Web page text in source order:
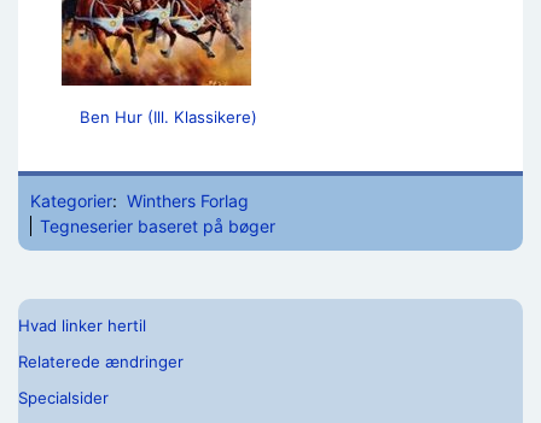
Ben Hur (Ill. Klassikere)
Kategorier: Winthers Forlag
Tegneserier baseret på bøger
Hvad linker hertil
Relaterede ændringer
Specialsider